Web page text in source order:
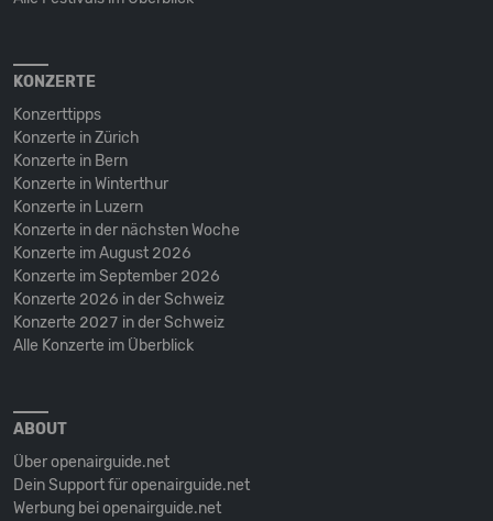
KONZERTE
Konzerttipps
Konzerte in Zürich
Konzerte in Bern
Konzerte in Winterthur
Konzerte in Luzern
Konzerte in der nächsten Woche
Konzerte im August 2026
Konzerte im September 2026
Konzerte 2026 in der Schweiz
Konzerte 2027 in der Schweiz
Alle Konzerte im Überblick
ABOUT
Über openairguide.net
Dein Support für openairguide.net
Werbung bei openairguide.net